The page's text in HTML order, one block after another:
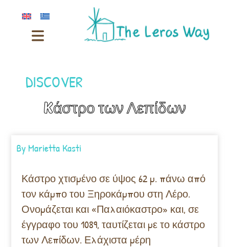
DISCOVER
Kάστρο των Λεπίδων
By Marietta Kasti
Κάστρο χτισμένο σε ύψος 62 μ. πάνω από
τον κάμπο του Ξηροκάμπου στη Λέρο.
Ονομάζεται και «Παλαιόκαστρο» και, σε
έγγραφο του 1089, ταυτίζεται με το κάστρο
των Λεπίδων. Ελάχιστα μέρη